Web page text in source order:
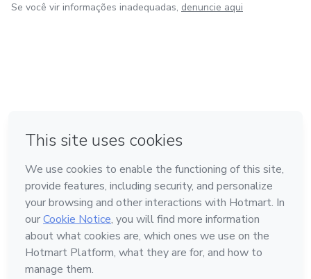
Se você vir informações inadequadas, denuncie aqui
Feito com ❤ em Bogotá
Conheça a Hotmart
Idioma
Português